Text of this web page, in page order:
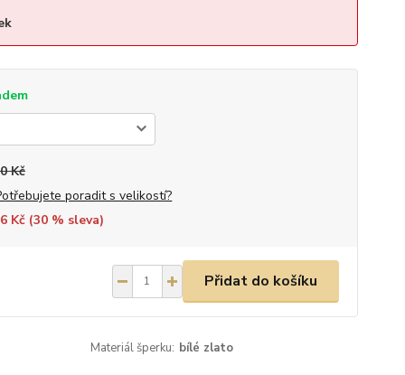
Kč
poradit s velikostí?
Kč (30% sleva)
Přidat do košíku
Materiál šperku: bílé zlato